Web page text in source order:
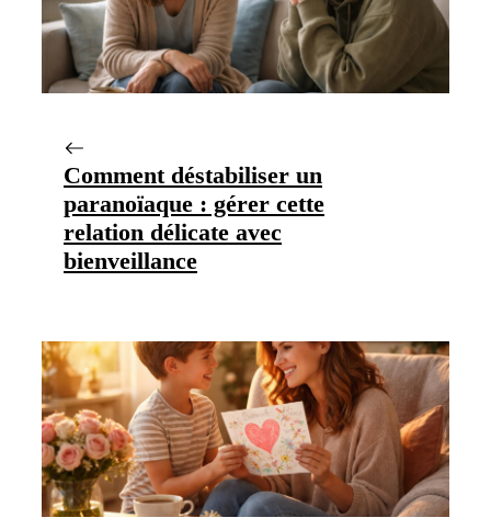
Comment déstabiliser un
paranoïaque : gérer cette
relation délicate avec
bienveillance